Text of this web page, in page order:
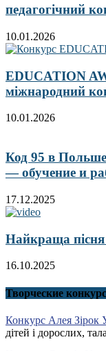
педагогічний
10.01.2026
EDUCATION
міжнародний
10.01.2026
Код 95 в
— обучение и
17.12.2025
Найкраща
16.10.2025
Творческие
Конкурс Алея Зірок
дітей і дорослих,